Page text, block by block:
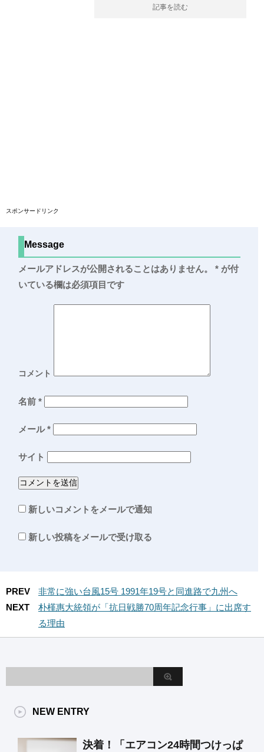
記事を読む
スポンサードリンク
Message
メールアドレスが公開されることはありません。 * が付
いている欄は必須項目です
コメント
名前 *
メール*
サイト
新しいコメントをメールで通知
新しい投稿をメールで受け取る
PREV
非常に強い台風15号 1991年19号と同進路で九州へ
NEXT
朴槿惠大統領が「抗日戦勝70周年記念行事」に出席す
る理由
NEW ENTRY
決着！「エアコン24時間つけっぱ